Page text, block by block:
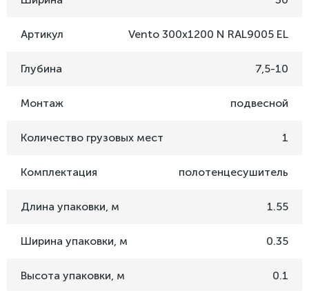
Артикул Vento 300x1200 N RAL9005 EL
Глубина 7,5-10
Монтаж подвесной
Количество грузовых мест 1
Комплектация полотенцесушитель
Длина упаковки, м 1.55
Ширина упаковки, м 0.35
Высота упаковки, м 0.1